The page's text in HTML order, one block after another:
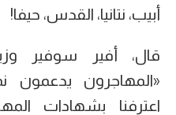
أبيب، نتانيا، القدس، حيفا!
قال، أفير سوفير
«المهاجرون يدعمون
اعترفنا بشهادات